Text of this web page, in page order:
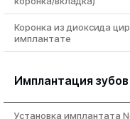
Коронка из диоксида
имплантате
Имплантация зубов
Установка имплантата